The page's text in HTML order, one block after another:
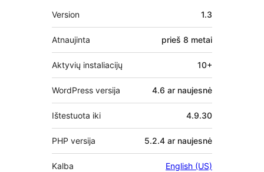
Metainformacija
Version 1.3
Atnaujinta prieš 8 metai
Aktyvių instaliacijų 10+
WordPress versija 4.6 ar naujesnė
Ištestuota iki 4.9.30
PHP versija 5.2.4 ar naujesnė
Kalba English (US)